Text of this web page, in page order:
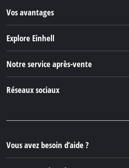
Vos avantages
Explore Einhell
Einhell Germany AG
Notre service après-vente
Réseaux sociaux
Instagram
TikTok
Vous avez besoin d’aide ?